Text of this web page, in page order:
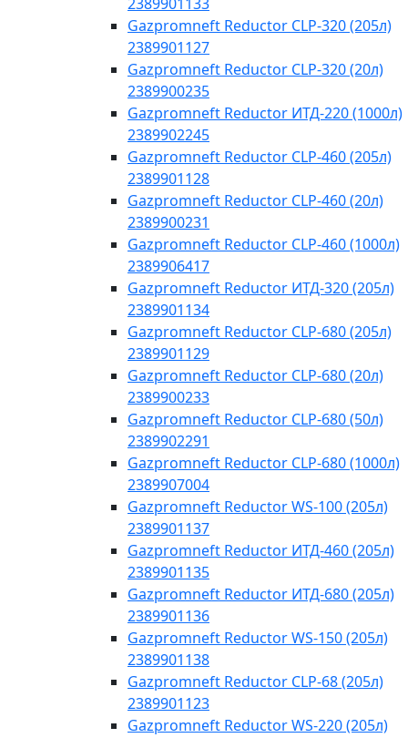
Gazpromneft Reductor CLP-320 (205л)
2389901127
Gazpromneft Reductor CLP-320 (20л)
2389900235
Gazpromneft Reductor ИТД-220 (1000л)
2389902245
Gazpromneft Reductor CLP-460 (205л)
2389901128
Gazpromneft Reductor CLP-460 (20л)
2389900231
Gazpromneft Reductor CLP-460 (1000л)
2389906417
Gazpromneft Reductor ИТД-320 (205л)
2389901134
Gazpromneft Reductor CLP-680 (205л)
2389901129
Gazpromneft Reductor CLP-680 (20л)
2389900233
Gazpromneft Reductor CLP-680 (50л)
2389902291
Gazpromneft Reductor CLP-680 (1000л)
2389907004
Gazpromneft Reductor WS-100 (205л)
2389901137
Gazpromneft Reductor ИТД-460 (205л)
2389901135
Gazpromneft Reductor ИТД-680 (205л)
2389901136
Gazpromneft Reductor WS-150 (205л)
2389901138
Gazpromneft Reductor CLP-68 (205л)
2389901123
Gazpromneft Reductor WS-220 (205л)